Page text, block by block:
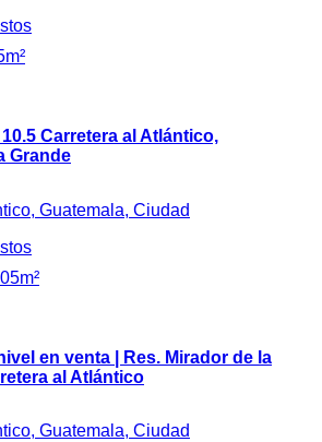
m²
Carretera al Atlántico,
Grande
Guatemala, Ciudad
m²
en venta | Res. Mirador de la
al Atlántico
Guatemala, Ciudad